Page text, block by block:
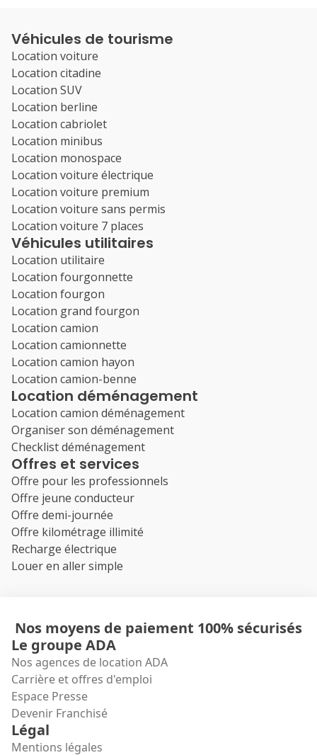
Véhicules de tourisme
Location voiture
Location citadine
Location SUV
Location berline
Location cabriolet
Location minibus
Location monospace
Location voiture électrique
Location voiture premium
Location voiture sans permis
Location voiture 7 places
Véhicules utilitaires
Location utilitaire
Location fourgonnette
Location fourgon
Location grand fourgon
Location camion
Location camionnette
Location camion hayon
Location camion-benne
Location déménagement
Location camion déménagement
Organiser son déménagement
Checklist déménagement
Offres et services
Offre pour les professionnels
Offre jeune conducteur
Offre demi-journée
Offre kilométrage illimité
Recharge électrique
Louer en aller simple
Nos moyens de paiement 100% sécurisés
Le groupe ADA
Nos agences de location ADA
Carrière et offres d'emploi
Espace Presse
Devenir Franchisé
Légal
Mentions légales